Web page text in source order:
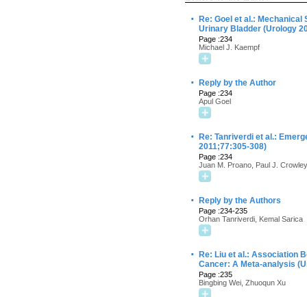
·
Re: Goel et al.:
Urinary Bladder (Urology
Page :234
Michael J. Kaempf
· Reply by the Author
Page :234
Apul Goel
·
Re: Tanriverdi et al.:
2011;77:305-308)
Page :234
Juan M. Proano, Paul J. Crowley
· Reply by the Authors
Page :234-235
Orhan Tanriverdi, Kemal Sarica
·
Re: Liu et al.: Association
Cancer: A Meta-analysis
Page :235
Bingbing Wei, Zhuoqun Xu